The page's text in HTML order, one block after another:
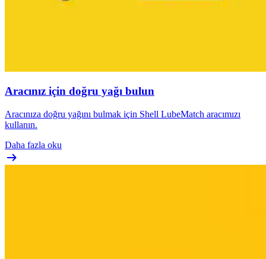
Aracınız için doğru yağı bulun
Aracınıza doğru yağını bulmak için Shell LubeMatch aracımızı
kullanın.
Daha fazla oku